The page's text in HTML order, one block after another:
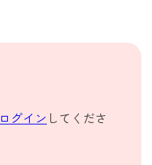
ログイン してくださ